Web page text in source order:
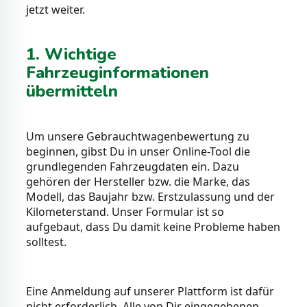
jetzt weiter.
1. Wichtige
Fahrzeuginformationen
übermitteln
Um unsere Gebrauchtwagenbewertung zu
beginnen, gibst Du in unser Online-Tool die
grundlegenden Fahrzeugdaten ein. Dazu
gehören der Hersteller bzw. die Marke, das
Modell, das Baujahr bzw. Erstzulassung und der
Kilometerstand. Unser Formular ist so
aufgebaut, dass Du damit keine Probleme haben
solltest.
Eine Anmeldung auf unserer Plattform ist dafür